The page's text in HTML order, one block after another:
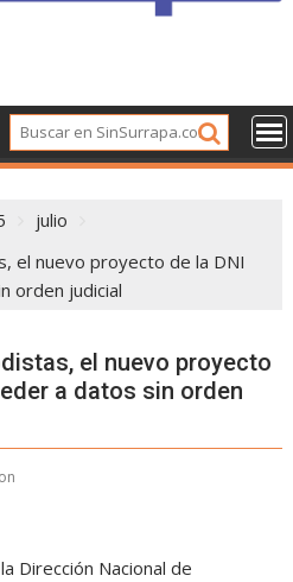
julio
el nuevo proyecto de la DNI
orden judicial
el nuevo proyecto
a datos sin orden
Dirección Nacional de